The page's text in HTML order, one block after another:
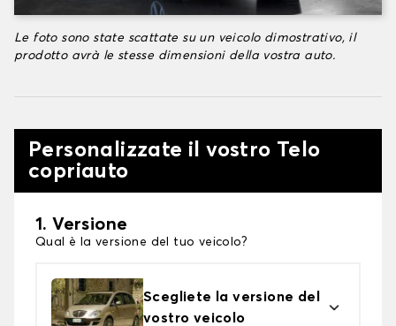
Le foto sono state scattate su un veicolo dimostrativo, il
prodotto avrà le stesse dimensioni della vostra auto.
Personalizzate il vostro Telo
copriauto
1. Versione
Qual è la versione del tuo veicolo?
Scegliete la versione del
vostro veicolo